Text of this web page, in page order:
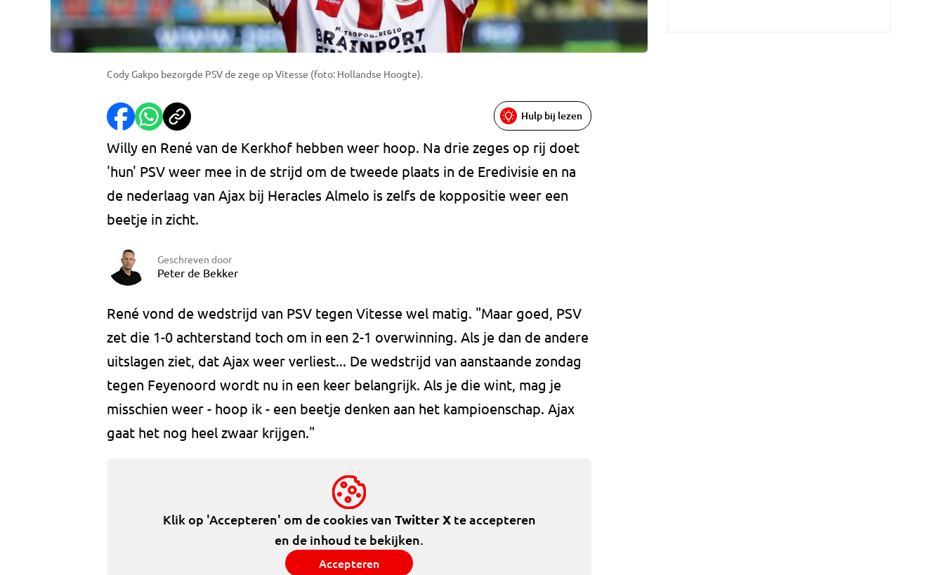
Cody Gakpo bezorgde PSV de zege op Vitesse (foto: Hollandse Hoogte).
Hulp bij lezen
Willy en René van de Kerkhof hebben weer hoop. Na drie zeges op rij doet
'hun' PSV weer mee in de strijd om de tweede plaats in de Eredivisie en na
de nederlaag van Ajax bij Heracles Almelo is zelfs de koppositie weer een
beetje in zicht.
Geschreven door
Peter de Bekker
René vond de wedstrijd van PSV tegen Vitesse wel matig. "Maar goed, PSV
zet die 1-0 achterstand toch om in een 2-1 overwinning. Als je dan de andere
uitslagen ziet, dat Ajax weer verliest... De wedstrijd van aanstaande zondag
tegen Feyenoord wordt nu in een keer belangrijk. Als je die wint, mag je
misschien weer - hoop ik - een beetje denken aan het kampioenschap. Ajax
gaat het nog heel zwaar krijgen."
Klik op 'Accepteren' om de cookies van Twitter Xte accepteren
en de inhoud te bekijken.
Accepteren